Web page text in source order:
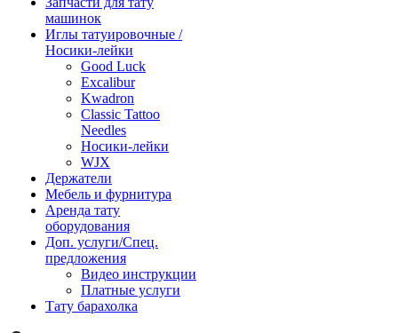
машинок
Иглы татуировочные /
Носики-лейки
Good Luck
Excalibur
Kwadron
Classic Tattoo
Needles
Носики-лейки
WJX
Держатели
Мебель и фурнитура
Аренда тату
оборудования
Доп. услуги/Спец.
предложения
Видео инструкции
Платные услуги
Тату барахолка